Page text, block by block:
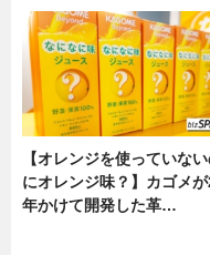
【オレンジを使っていな
にオレンジ味？】カゴメ
年かけて開発した革…